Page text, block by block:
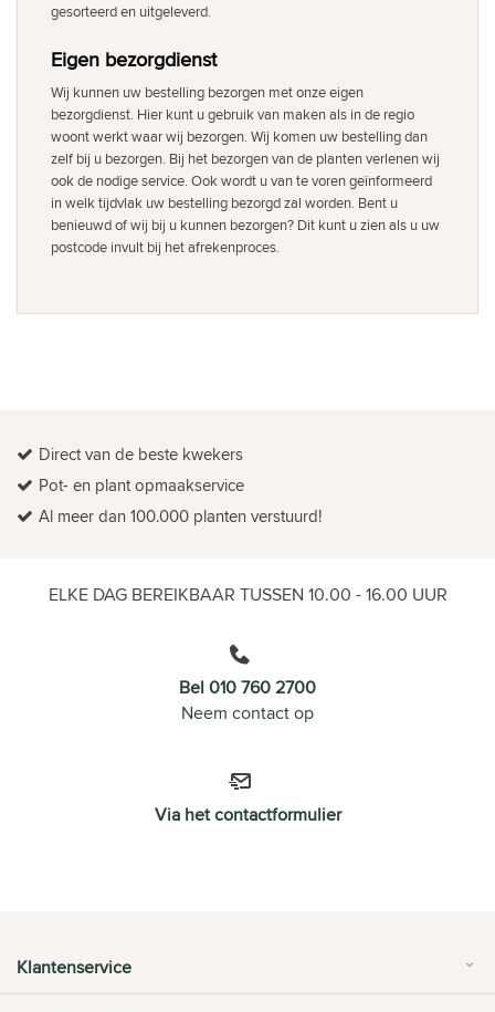
gesorteerd en uitgeleverd.
Eigen bezorgdienst
Wij kunnen uw bestelling bezorgen met onze eigen
bezorgdienst. Hier kunt u gebruik van maken als in de regio
woont werkt waar wij bezorgen. Wij komen uw bestelling dan
zelf bij u bezorgen. Bij het bezorgen van de planten verlenen wij
ook de nodige service. Ook wordt u van te voren geïnformeerd
in welk tijdvlak uw bestelling bezorgd zal worden. Bent u
benieuwd of wij bij u kunnen bezorgen? Dit kunt u zien als u uw
postcode invult bij het afrekenproces.
Direct van de beste kwekers
Pot- en plant opmaakservice
Al meer dan 100.000 planten verstuurd!
ELKE DAG BEREIKBAAR TUSSEN 10.00 - 16.00 UUR
Bel 010 760 2700
Neem contact op
Via het contactformulier
Klantenservice